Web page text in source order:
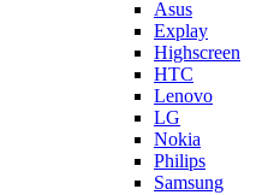
Asus
Explay
Highscreen
HTC
Lenovo
LG
Nokia
Philips
Samsung